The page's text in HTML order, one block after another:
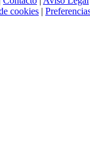
cookies |